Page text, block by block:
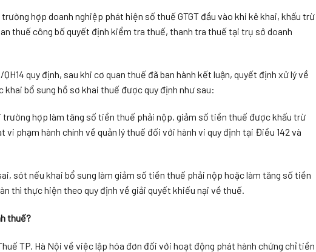
hợp doanh nghiệp phát hiện số thuế GTGT đầu vào khi kê khai, khấu trừ
thuế công bố quyết định kiểm tra thuế, thanh tra thuế tại trụ sở doanh
quy định, sau khi cơ quan thuế đã ban hành kết luận, quyết định xử lý về
bổ sung hồ sơ khai thuế được quy định như sau:
hợp làm tăng số tiền thuế phải nộp, giảm số tiền thuế được khấu trừ
phạm hành chính về quản lý thuế đối với hành vi quy định tại Điều 142 và
sót nếu khai bổ sung làm giảm số tiền thuế phải nộp hoặc làm tăng số tiền
thì thực hiện theo quy định về giải quyết khiếu nại về thuế.
thuế?
TP. Hà Nội về việc lập hóa đơn đối với hoạt động phát hành chứng chỉ tiền